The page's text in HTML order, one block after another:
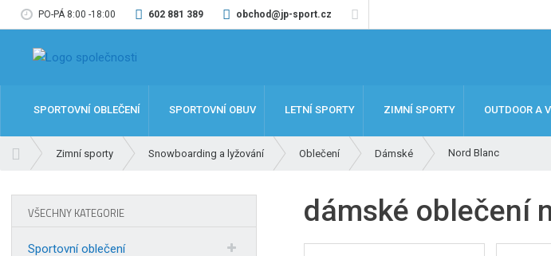
PO-PÁ 8:00 -18:00 602 881 389 obchod@jp-sport.cz
SPORTOVNÍ OBLEČENÍ SPORTOVNÍ OBUV LETNÍ SPORTY ZIMNÍ SPORTY OUTDOOR A
Zimní sporty Snowboarding a lyžování Oblečení Dámské Nord Blanc
dámské oblečení
VŠECHNY KATEGORIE
Sportovní oblečení